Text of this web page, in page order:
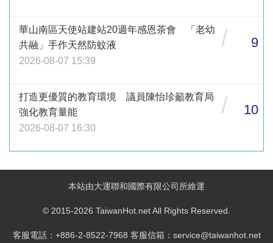
華山南區天使站建站20週年感恩茶會 「老幼
共融」手作天然防蚊液
2026-08-07 15:39
/ 9
打造更優質的教育環境 議員陳怡珍籲教育局
強化教育量能
2026-08-07 16:30
/ 10
本站由大運聯和國際有限公司所維運
© 2015-2026 TaiwanHot.net All Rights Reserved.
客服電話：+886-2-8522-7968 客服信箱：service@taiwanhot.net